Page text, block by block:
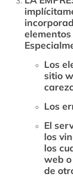
Los
sitio
Los
El
los
los
web
de